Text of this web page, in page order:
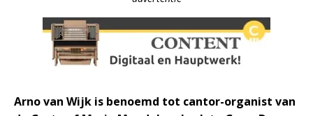
Arno van Wijk is benoemd tot cantor-organist van